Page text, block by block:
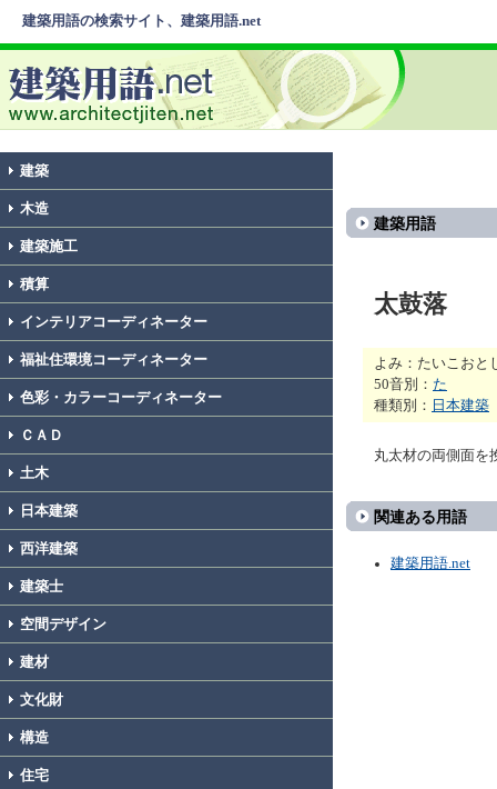
建築用語の検索サイト、建築用語.net
建築
木造
建築施工
積算
インテリアコーディネーター
福祉住環境コーディネーター
色彩・カラーコーディネーター
ＣＡＤ
土木
日本建築
西洋建築
建築士
空間デザイン
建材
文化財
構造
住宅
建築用語
太鼓落
よみ：たいこおと
50音別： た
種類別： 日本建築
丸太材の両側面を
関連ある用語
建築用語.net